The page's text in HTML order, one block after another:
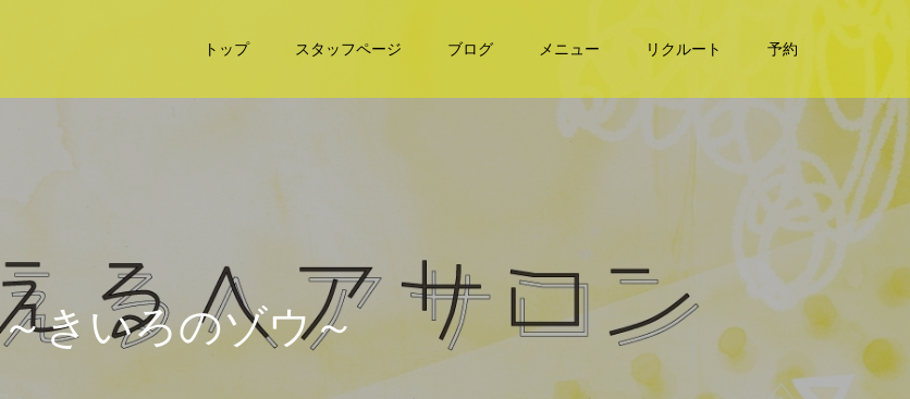
トップ スタッフページ ブログ メニュー リクルート 予約
～き いろのゾウ～